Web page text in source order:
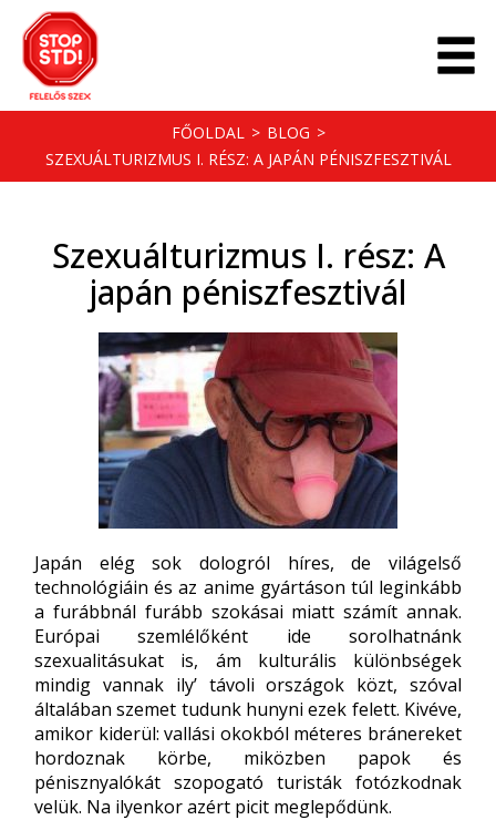
FŐOLDAL > BLOG >
SZEXUÁLTURIZMUS I. RÉSZ: A JAPÁN PÉNISZFESZTIVÁL
Szexuálturizmus I. rész: A
japán péniszfesztivál
Japán elég sok dologról híres, de világelső
technológiáin és az anime gyártáson túl leginkább
a furábbnál furább szokásai miatt számít annak.
Európai szemlélőként ide sorolhatnánk
szexualitásukat is, ám kulturális különbségek
mindig vannak ily’ távoli országok közt, szóval
általában szemet tudunk hunyni ezek felett. Kivéve,
amikor kiderül: vallási okokból méteres bránereket
hordoznak körbe, miközben papok és
pénisznyalókát szopogató turisták fotózkodnak
velük. Na ilyenkor azért picit meglepődünk.